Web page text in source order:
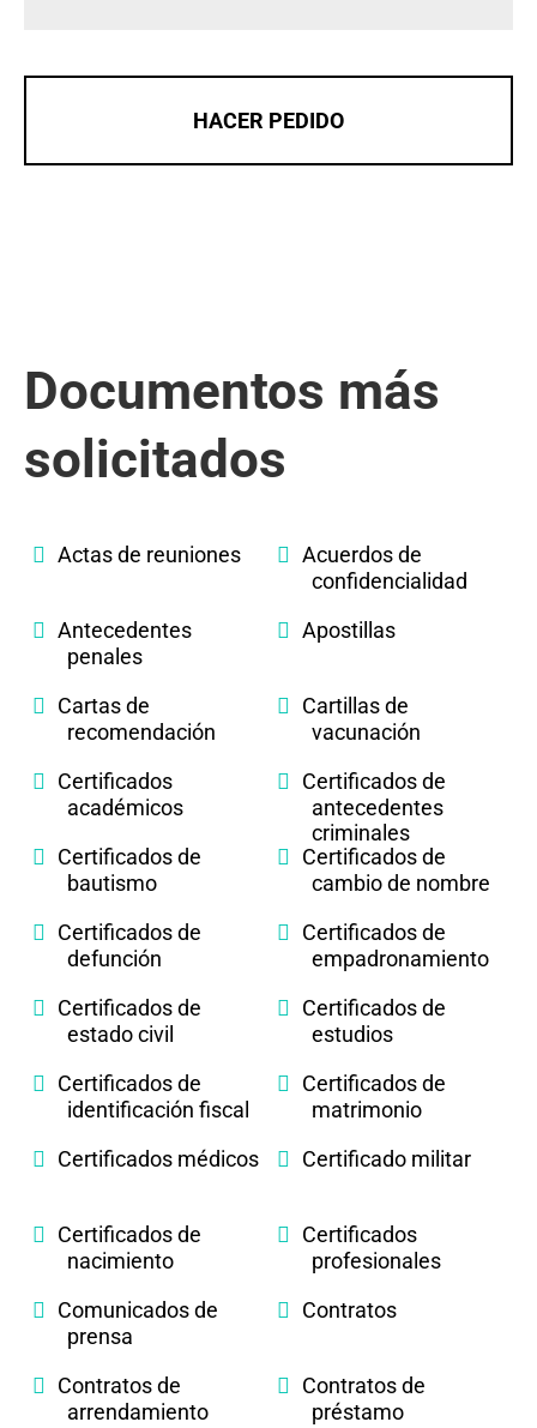
HACER PEDIDO
Documentos más
solicitados
Actas de reuniones
Acuerdos de
confidencialidad
Antecedentes
penales
Apostillas
Cartas de
recomendación
Cartillas de
vacunación
Certificados
académicos
Certificados de
antecedentes
criminales
Certificados de
bautismo
Certificados de
cambio de nombre
Certificados de
defunción
Certificados de
empadronamiento
Certificados de
estado civil
Certificados de
estudios
Certificados de
identificación fiscal
Certificados de
matrimonio
Certificados médicos
Certificado militar
Certificados de
nacimiento
Certificados
profesionales
Comunicados de
prensa
Contratos
Contratos de
arrendamiento
Contratos de
préstamo